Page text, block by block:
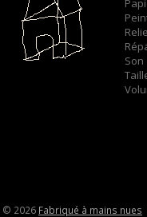
Son
© 2026 Fabriqué à mains nues